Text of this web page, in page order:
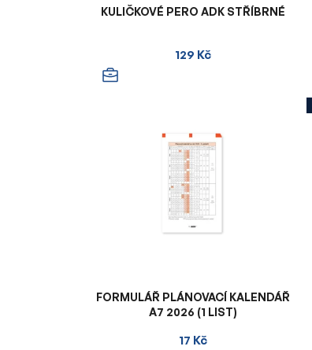
KULIČKOVÉ PERO ADK STŘÍBRNÉ
129 Kč
FORMULÁŘ PLÁNOVACÍ KALENDÁŘ
A7 2026 (1 LIST)
17 Kč